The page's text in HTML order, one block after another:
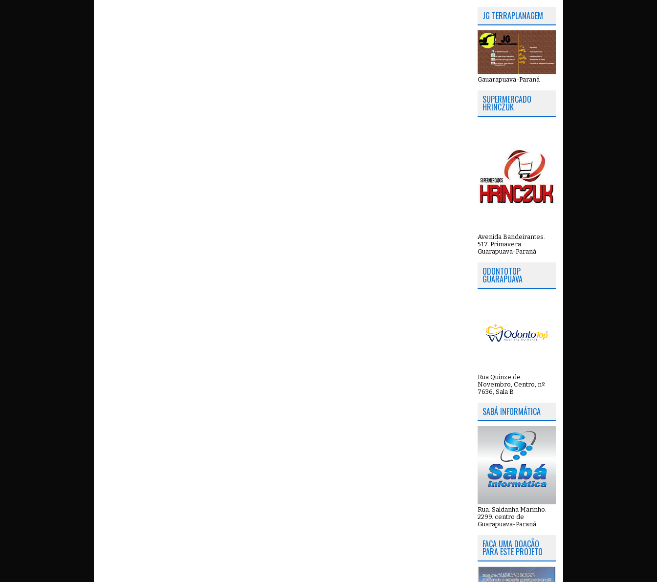
JG TERRAPLANAGEM
Gauarapuava-Paraná
SUPERMERCADO
HRINCZUK
Avenida Bandeirantes.
517. Primavera.
Guarapuava-Paraná
ODONTOTOP
GUARAPUAVA
Rua Quinze de
Novembro, Centro, nº
7636, Sala B
SABÁ INFORMÁTICA
Rua: Saldanha Marinho.
2299. centro de
Guarapuava-Paraná
FAÇA UMA DOAÇÃO
PARA ESTE PROJETO